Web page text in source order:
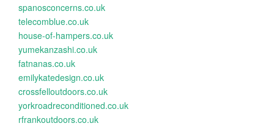
spanosconcerns.co.uk
telecomblue.co.uk
house-of-hampers.co.uk
yumekanzashi.co.uk
fatnanas.co.uk
emilykatedesign.co.uk
crossfelloutdoors.co.uk
yorkroadreconditioned.co.uk
rfrankoutdoors.co.uk